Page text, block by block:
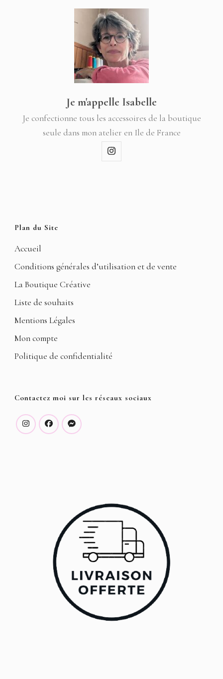
Je m'appelle Isabelle
Je confectionne tous les accessoires de la boutique
seule dans mon atelier en Ile de France
Plan du Site
Accueil
Conditions générales d’utilisation et de vente
La Boutique Créative
Liste de souhaits
Mentions Légales
Mon compte
Politique de confidentialité
Contactez moi sur les réseaux sociaux